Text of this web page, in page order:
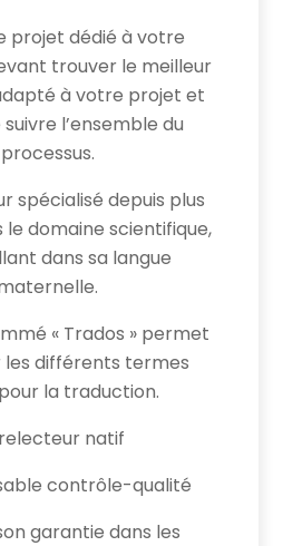
projet dédié à votre
trouver le meilleur
à votre projet et
l’ensemble du
processus.
spécialisé depuis plus
le domaine scientifique,
dans sa langue
« Trados » permet
différents termes
la traduction.
natif
contrôle-qualité
garantie dans les